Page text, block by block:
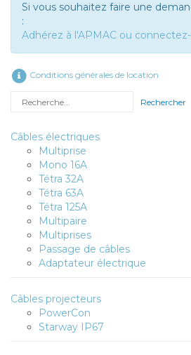
Si vous souhaitez faire une
:
Adhérez à l'APMAC ou
Conditions générales de location
Rechercher
Câbles électriques
Multiprise
Mono 16A
Tétra 32A
Tétra 63A
Tétra 125A
Multipaire
Multiprises
Passage de câbles
Adaptateur électrique
Câbles projecteurs
PowerCon
Starway IP67